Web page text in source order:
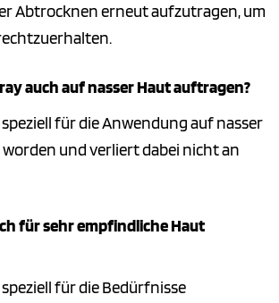
Abtrocknen erneut aufzutragen, um
auch auf nasser Haut auftragen?
speziell für die Anwendung auf nasser
und verliert dabei nicht an
für sehr empfindliche Haut
speziell für die Bedürfnisse